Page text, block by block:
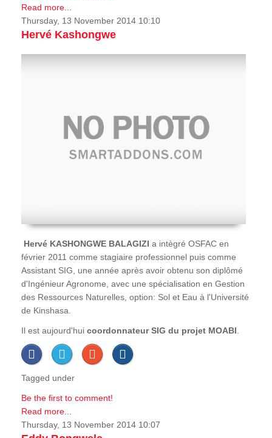
Read more...
Thursday, 13 November 2014 10:10
Hervé Kashongwe
Hervé KASHONGWE BALAGIZI a intègré OSFAC en
février 2011 comme stagiaire professionnel puis comme
Assistant SIG, une année après avoir obtenu son diplômé
d'Ingénieur Agronome, avec une spécialisation en Gestion
des Ressources Naturelles, option: Sol et Eau à l'Université
de Kinshasa.
Il est aujourd'hui coordonnateur SIG du projet MOABI
Tagged under
Be the first to comment!
Read more...
Thursday, 13 November 2014 10:07